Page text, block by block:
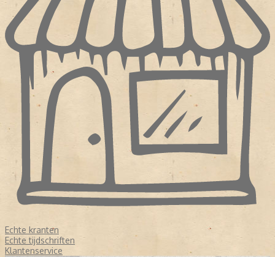
Echte kranten
Echte tijdschriften
Klantenservice